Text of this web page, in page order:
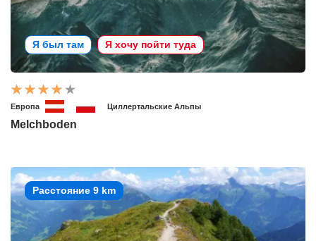
Я был там Я хочу пойти туда
Европа Циллертальские Альпы
Melchboden
Расстояние 9 km